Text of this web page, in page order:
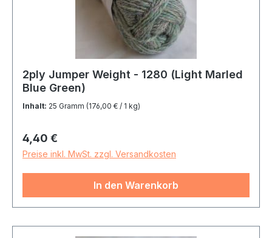
2ply Jumper Weight - 1280 (Light Marled
Blue Green)
Inhalt: 25 Gramm (176,00 € / 1 kg)
Regulärer Preis:
4,40 €
Preise inkl. MwSt. zzgl. Versandkosten
In den Warenkorb